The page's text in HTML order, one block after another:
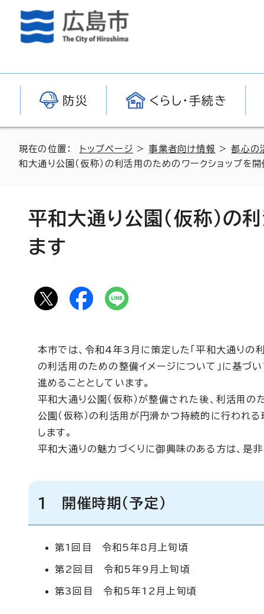
防災 くらし・手続き
現在の位置： トップページ >事業者向け情報 >都心の
和大通り公園（仮称）の利活用のためのワークショップを開
平和大通り公園（仮称）の
ます
本市では、令和4年3月に策定した「平和大通りの
の利活用のための整備イメージについて」に基づ
進めることとしています。
平和大通り公園（仮称）が整備された後、利活用
公園（仮称）の利活用が円滑かつ持続的に行われる
します。
平和大通りの魅力づくりに御興味のある方は、是非
1 開催時期（予定）
第1回目 令和5年8月上旬頃
第2回目 令和5年9月上旬頃
第3回目 令和5年12月上旬頃